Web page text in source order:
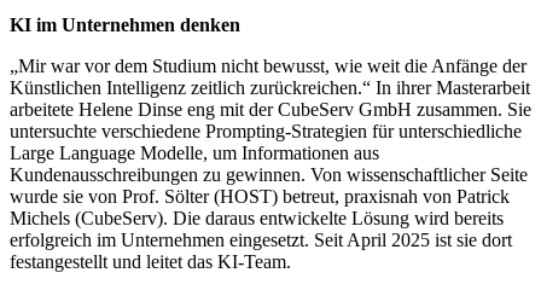
KI im Unternehmen denken
„Mir war vor dem Studium nicht bewusst, wie weit die Anfänge der
Künstlichen Intelligenz zeitlich zurückreichen.“ In ihrer Masterarbeit
arbeitete Helene Dinse eng mit der CubeServ GmbH zusammen. Sie
untersuchte verschiedene Prompting-Strategien für unterschiedliche
Large Language Modelle, um Informationen aus
Kundenausschreibungen zu gewinnen. Von wissenschaftlicher Seite
wurde sie von Prof. Sölter (HOST) betreut, praxisnah von Patrick
Michels (CubeServ). Die daraus entwickelte Lösung wird bereits
erfolgreich im Unternehmen eingesetzt. Seit April 2025 ist sie dort
festangestellt und leitet das KI-Team.